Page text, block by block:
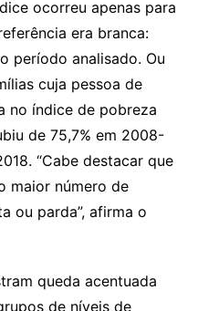
ocorreu apenas para
era branca:
período analisado. Ou
cuja pessoa de
no índice de pobreza
de 75,7% em 2008-
“Cabe destacar que
maior número de
ou parda”, afirma o
queda acentuada
de níveis de